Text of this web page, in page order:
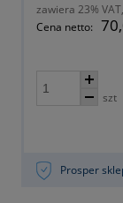
zawiera 23%
Cena netto:
szt
Prosper